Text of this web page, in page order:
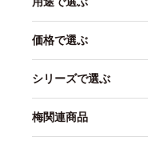
価格で選ぶ
シリーズで選ぶ
梅関連商品